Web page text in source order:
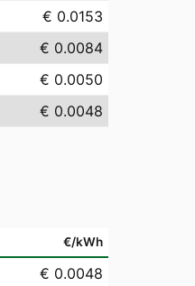
€ 0.0153
€ 0.0084
€ 0.0050
€ 0.0048
€/kWh
€ 0.0048